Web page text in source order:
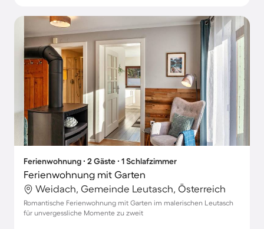
Ferienwohnung ∙ 2 Gäste ∙ 1 Schlafzimmer
Ferienwohnung mit Garten
Weidach, Gemeinde Leutasch, Österreich
Romantische Ferienwohnung mit Garten im malerischen Leutasch
für unvergessliche Momente zu zweit